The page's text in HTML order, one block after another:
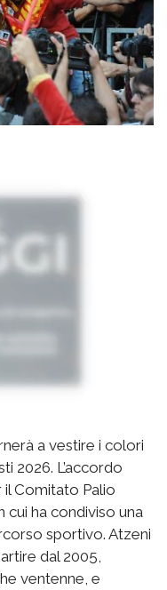
a vestire i colori
2026. L’accordo
Comitato Palio
cui ha condiviso una
sportivo. Atzeni
dal 2005,
ventenne, e